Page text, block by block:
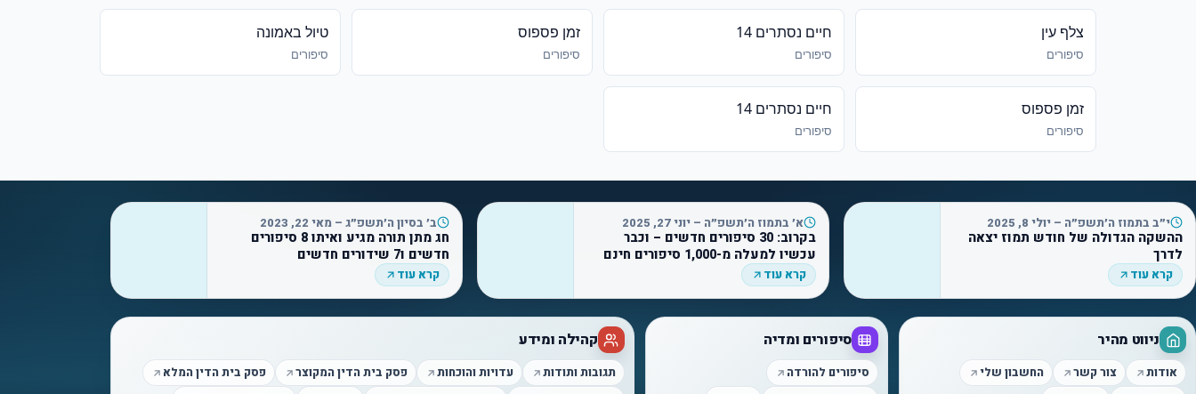
צלף עין
סיפורים
חיים נסתרים 14
סיפורים
זמן פספוס
סיפורים
טיול באמונה
סיפורים
זמן פספוס
סיפורים
חיים נסתרים 14
סיפורים
י״ב בתמוז ה׳תשפ״ה – יולי 8, 2025
ההשקה הגדולה של חודש תמוז יצאה
לדרך
קרא עוד
א׳ בתמוז ה׳תשפ״ה – יוני 27, 2025
בקרוב: 30 סיפורים חדשים – וכבר
עכשיו למעלה מ-1,000 סיפורים חינם
קרא עוד
ב׳ בסיון ה׳תשפ״ג – מאי 22, 2023
חג מתן תורה מגיע ואיתו 8 סיפורים
חדשים ו7 שידורים חדשים
קרא עוד
ניווט מהיר
אודות צור קשר
החשבון שלי
סיפורים ומדיה
סיפורים להורדה
קהילה ומידע
תגובות ותודות עדויות והוכחות פסק בית הדין המקוצר
פסק בית הדין המלא